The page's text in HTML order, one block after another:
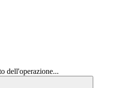
dell'operazione...